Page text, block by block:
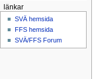
länkar
SVÄ hemsida
FFS hemsida
SVÄ/FFS Forum